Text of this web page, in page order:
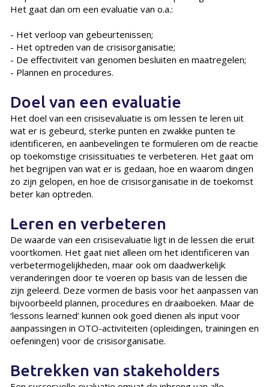
Het gaat dan om een evaluatie van o.a.:
- Het verloop van gebeurtenissen;
- Het optreden van de crisisorganisatie;
- De effectiviteit van genomen besluiten en maatregelen;
- Plannen en procedures.
Doel van een evaluatie
Het doel van een crisisevaluatie is om lessen te leren uit
wat er is gebeurd, sterke punten en zwakke punten te
identificeren, en aanbevelingen te formuleren om de reactie
op toekomstige crisissituaties te verbeteren. Het gaat om
het begrijpen van wat er is gedaan, hoe en waarom dingen
zo zijn gelopen, en hoe de crisisorganisatie in de toekomst
beter kan optreden.
Leren en verbeteren
De waarde van een crisisevaluatie ligt in de lessen die eruit
voortkomen. Het gaat niet alleen om het identificeren van
verbetermogelijkheden, maar ook om daadwerkelijk
veranderingen door te voeren op basis van de lessen die
zijn geleerd. Deze vormen de basis voor het aanpassen van
bijvoorbeeld plannen, procedures en draaiboeken. Maar de
‘lessons learned’ kunnen ook goed dienen als input voor
aanpassingen in OTO-activiteiten (opleidingen, trainingen en
oefeningen) voor de crisisorganisatie.
Betrekken van stakeholders